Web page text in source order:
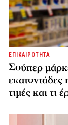
ΕΠΙΚΑΙΡΟΤΗΤΑ
Σούπερ
τιμές και τι